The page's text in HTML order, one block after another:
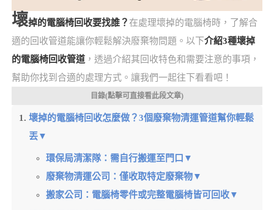
壞掉的電腦椅回收要找誰？ 在處理壞掉的電腦椅時，了解合
適的回收管道能讓你輕鬆解決廢棄物問題。以下介紹3種壞掉
的電腦椅回收管道，透過介紹其回收特色和需要注意的事項，
幫助你找到合適的處理方式。讓我們一起往下看看吧！
目錄(點擊可直接看此段文章)
壞掉的電腦椅回收怎麼做？3個廢棄物清運管道幫你輕鬆
丟▼
環保局清潔隊：需自行搬運至門口▼
廢棄物清運公司：僅收取特定廢棄物▼
搬家公司：電腦椅零件或完整電腦椅皆可回收▼